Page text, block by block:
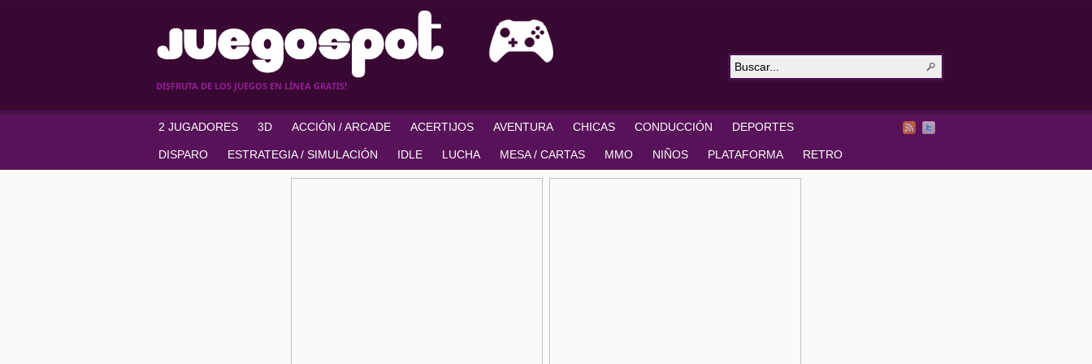
DISFRUTA DE LOS JUEGOS EN LÍNEA GRATIS!
2 JUGADORES 3D ACCIÓN / ARCADE ACERTIJOS AVENTURA CHICAS CONDUCCIÓN DEPORTES
DISPARO ESTRATEGIA / SIMULACIÓN IDLE LUCHA MESA / CARTAS MMO NIÑOS PLATAFORMA RETRO